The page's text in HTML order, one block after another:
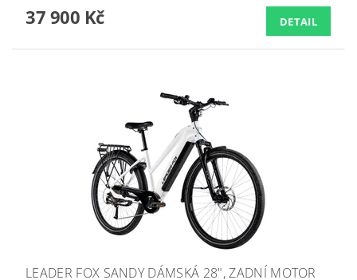
37 900 Kč DETAIL
LEADER FOX SANDY DÁMSKÁ 28", ZADNÍ MOTOR